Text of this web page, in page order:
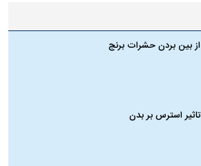
از بین بردن حشرات برنج
تاثیر استرس بر بدن